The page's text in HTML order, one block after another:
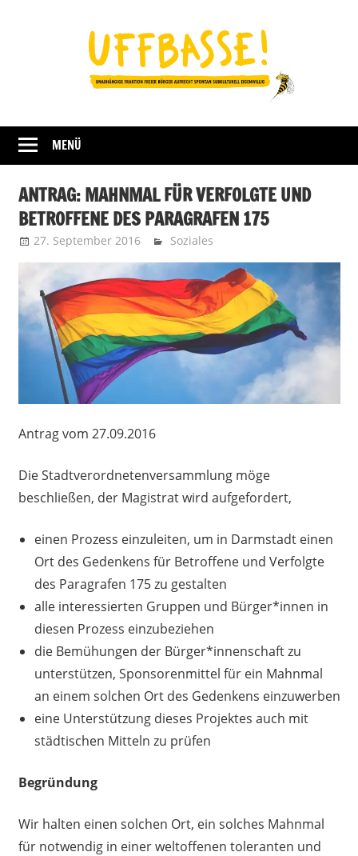
UFFBASSE!
Darmstadt
MENÜ
ANTRAG: MAHNMAL FÜR VERFOLGTE UND
BETROFFENE DES PARAGRAFEN 175
27. September 2016 Uffbasse
Soziales
Antrag vom 27.09.2016
Die Stadtverordnetenversammlung möge
beschließen, der Magistrat wird aufgefordert,
einen Prozess einzuleiten, um in Darmstadt einen
Ort des Gedenkens für Betroffene und Verfolgte
des Paragrafen 175 zu gestalten
alle interessierten Gruppen und Bürger*innen in
diesen Prozess einzubeziehen
die Bemühungen der Bürger*innenschaft zu
unterstützen, Sponsorenmittel für ein Mahnmal
an einem solchen Ort des Gedenkens einzuwerben
eine Unterstützung dieses Projektes auch mit
städtischen Mitteln zu prüfen
Begründung
Wir halten einen solchen Ort, ein solches Mahnmal
für notwendig in einer weltoffenen toleranten und